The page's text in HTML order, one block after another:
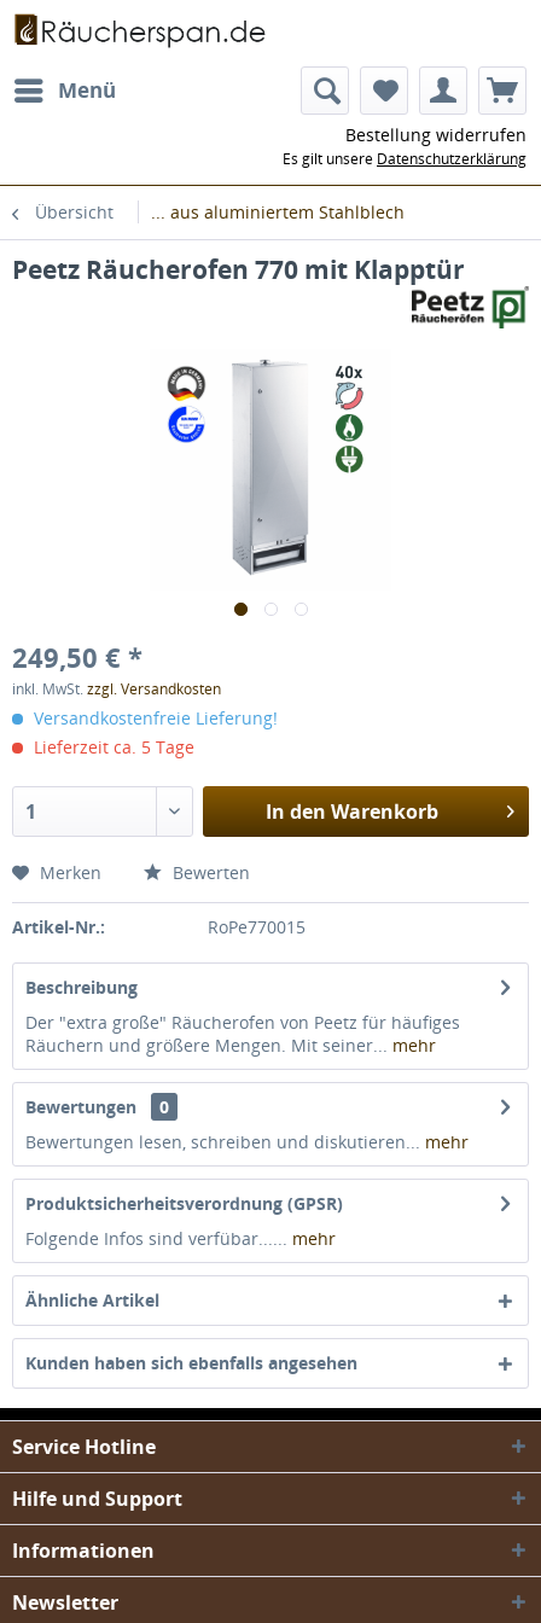
Menü
Bestellung widerrufen
Es gilt unsere Datenschutzerklärung
Übersicht ... aus aluminiertem Stahlblech
Peetz Räucherofen 770 mit Klapptür
249,50 € *
inkl. MwSt.zzgl. Versandkosten
Versandkostenfreie Lieferung!
Lieferzeit ca. 5 Tage
In den Warenkorb
Merken Bewerten
Artikel-Nr.: RoPe770015
Beschreibung
Der "extra große" Räucherofen von Peetz für häufiges
Räuchern und größere Mengen. Mit seiner... mehr
Bewertungen
0
Bewertungen lesen, schreiben und diskutieren... mehr
Produktsicherheitsverordnung (GPSR)
Folgende Infos sind verfübar...... mehr
Ähnliche Artikel
Kunden haben sich ebenfalls angesehen
Service Hotline
Hilfe und Support
Informationen
Newsletter